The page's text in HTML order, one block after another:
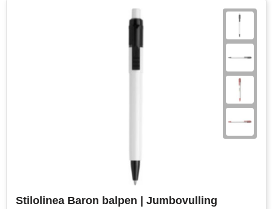
Stilolinea Baron balpen | Jumbovulling